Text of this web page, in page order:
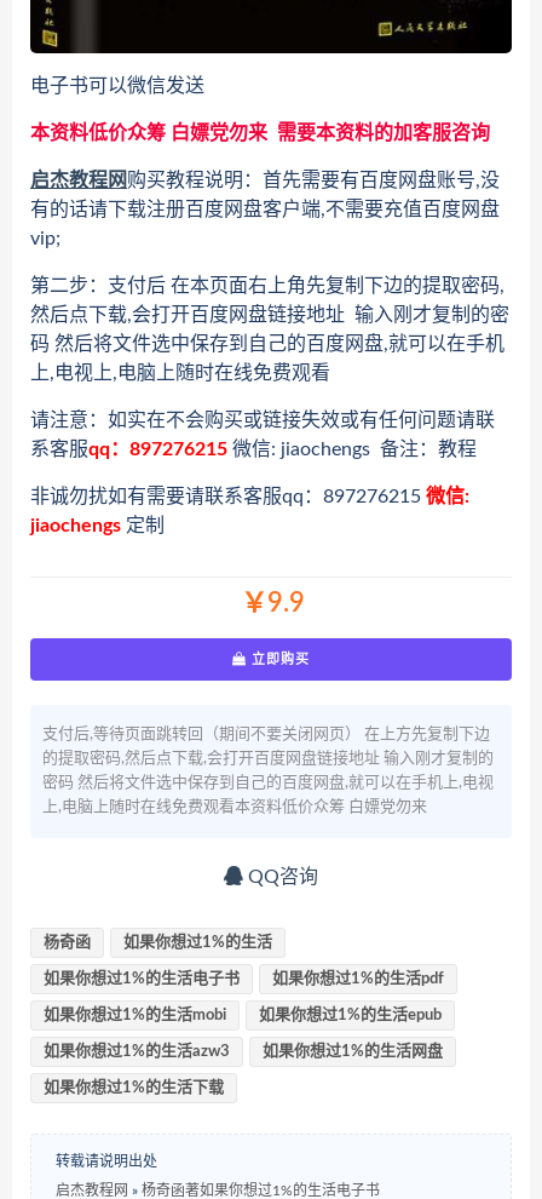
电子书可以微信发送
本资料低价众筹 白嫖党勿来 需要本资料的加客服咨询
启杰教程网购买教程说明：首先需要有百度网盘账号,没
有的话请下载注册百度网盘客户端,不需要充值百度网盘
vip;
第二步：支付后 在本页面右上角先复制下边的提取密码,
然后点下载,会打开百度网盘链接地址 输入刚才复制的密
码 然后将文件选中保存到自己的百度网盘,就可以在手机
上,电视上,电脑上随时在线免费观看
请注意：如实在不会购买或链接失效或有任何问题请联
系客服qq：897276215 微信: jiaochengs 备注：教程
非诚勿扰如有需要请联系客服qq：897276215 微信:
jiaochengs 定制
￥9.9
立即购买
支付后,等待页面跳转回（期间不要关闭网页） 在上方先复制下边
的提取密码,然后点下载,会打开百度网盘链接地址 输入刚才复制的
密码 然后将文件选中保存到自己的百度网盘,就可以在手机上,电视
上,电脑上随时在线免费观看本资料低价众筹 白嫖党勿来
QQ咨询
杨奇函 如果你想过1%的生活
如果你想过1%的生活电子书 如果你想过1%的生活pdf
如果你想过1%的生活mobi 如果你想过1%的生活epub
如果你想过1%的生活azw3 如果你想过1%的生活网盘
如果你想过1%的生活下载
转载请说明出处
启杰教程网 » 杨奇函著如果你想过1%的生活电子书